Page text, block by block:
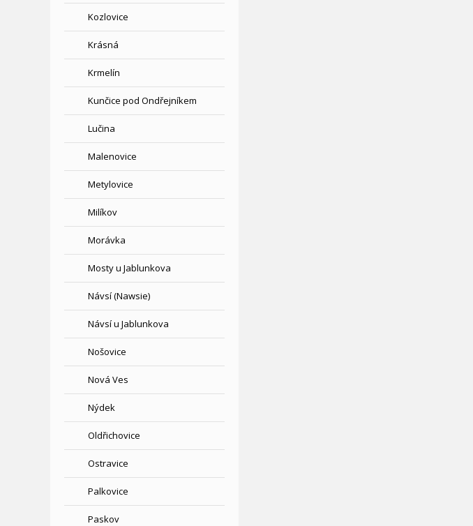
Kozlovice
Krásná
Krmelín
Kunčice pod Ondřejníkem
Lučina
Malenovice
Metylovice
Milíkov
Morávka
Mosty u Jablunkova
Návsí (Nawsie)
Návsí u Jablunkova
Nošovice
Nová Ves
Nýdek
Oldřichovice
Ostravice
Palkovice
Paskov